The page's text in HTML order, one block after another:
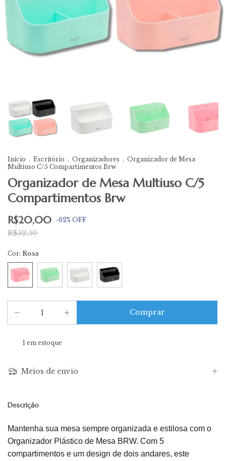
Início . Escritório . Organizadores . Organizador de Mesa
Multiuso C/5 Compartimentos Brw
Organizador de Mesa Multiuso C/5
Compartimentos Brw
R$20,00 -62% OFF
R$52,50
Cor: Rosa
1em estoque
Meios de envio
Descrição
Mantenha sua mesa sempre organizada e estilosa com o
Organizador Plástico de Mesa BRW. Com 5
compartimentos e um design de dois andares, este